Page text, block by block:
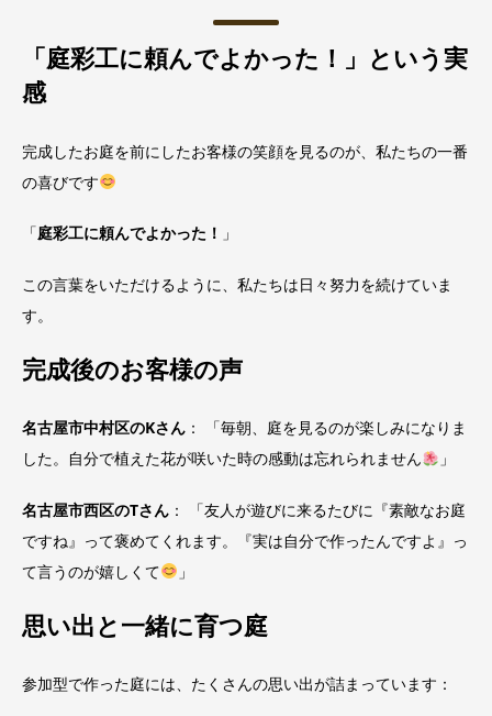
「庭彩工に頼んでよかった！」という実
感
完成したお庭を前にしたお客様の笑顔を見るのが、私たちの一番
の喜びです
「庭彩工に頼んでよかった！ 」
この言葉をいただけるように、私たちは日々努力を続けていま
す。
完成後のお客様の声
名古屋市中村区のKさん ： 「毎朝、庭を見るのが楽しみになりま
した。自分で植えた花が咲いた時の感動は忘れられません
」
名古屋市西区のTさん ： 「友人が遊びに来るたびに『素敵なお庭
ですね』って褒めてくれます。『実は自分で作ったんですよ』っ
て言うのが嬉しくて
」
思い出と一緒に育つ庭
参加型で作った庭には、たくさんの思い出が詰まっています：